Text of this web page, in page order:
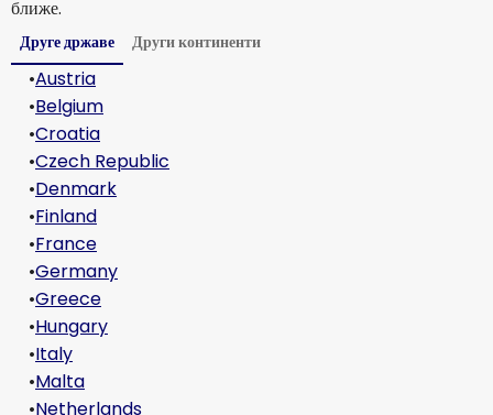
ближе.
Друге државе Други континенти
•Austria
•Belgium
•Croatia
•Czech Republic
•Denmark
•Finland
•France
•Germany
•Greece
•Hungary
•Italy
•Malta
•Netherlands